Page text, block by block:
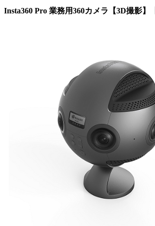
Insta360 Pro 業務用360カメラ【3D撮影】